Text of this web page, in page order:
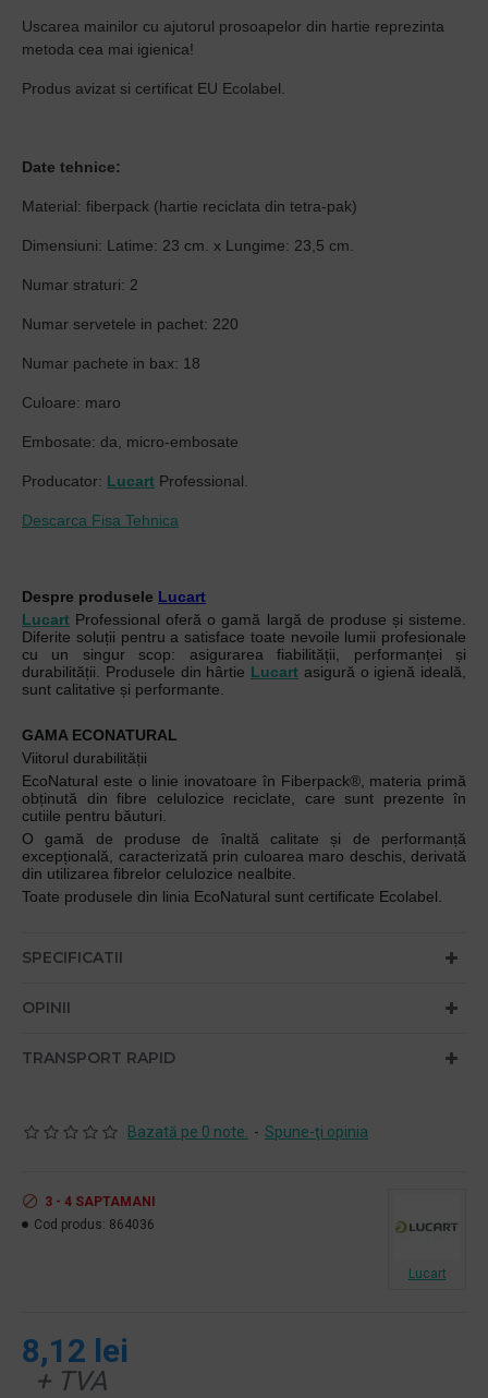
Uscarea mainilor cu ajutorul prosoapelor din hartie reprezinta
metoda cea mai igienica!
Produs avizat si certificat EU Ecolabel.
Date tehnice:
Material: fiberpack (hartie reciclata din tetra-pak)
Dimensiuni: Latime: 23 cm. x Lungime: 23,5 cm.
Numar straturi: 2
Numar servetele in pachet: 220
Numar pachete in bax: 18
Culoare: maro
Embosate: da, micro-embosate
Producator: Lucart Professional.
Descarca Fisa Tehnica
Despre produsele Lucart
Lucart Professional oferă o gamă largă de produse și sisteme.
Diferite soluții pentru a satisface toate nevoile lumii profesionale
cu un singur scop: asigurarea fiabilității, performanței și
durabilității. Produsele din hârtie Lucart asigură o igienă ideală,
sunt calitative și performante.
GAMA ECONATURAL
Viitorul durabilității
EcoNatural este o linie inovatoare în Fiberpack®, materia primă
obținută din fibre celulozice reciclate, care sunt prezente în
cutiile pentru băuturi.
O gamă de produse de înaltă calitate și de performanță
excepțională, caracterizată prin culoarea maro deschis, derivată
din utilizarea fibrelor celulozice nealbite.
Toate produsele din linia EcoNatural sunt certificate Ecolabel.
SPECIFICATII
OPINII
TRANSPORT RAPID
Bazată pe 0 note. - Spune-ţi opinia
8,12 lei
+ TVA
3 - 4 SAPTAMANI
Cod produs: 864036
Lucart